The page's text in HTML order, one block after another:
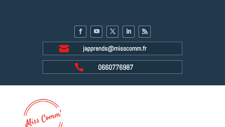
 japprends@misscomm.fr
 0660776987